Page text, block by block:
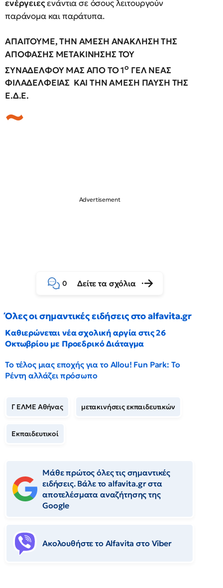
ενέργειεςενάντια σε όσους λειτουργούν
παράνομα και παράτυπα.
ΑΠΑΙΤΟΥΜΕ, ΤΗΝ ΑΜΕΣΗ ΑΝΑΚΛΗΣΗ ΤΗΣ
ΑΠΟΦΑΣΗΣ ΜΕΤΑΚΙΝΗΣΗΣ ΤΟΥ
ΣΥΝΑΔΕΛΦΟΥ ΜΑΣ ΑΠΟ ΤΟ 1ο ΓΕΛ ΝΕΑΣ
ΦΙΛΑΔΕΛΦΕΙΑΣ ΚΑΙ ΤΗΝ ΑΜΕΣΗ ΠΑΥΣΗ ΤΗΣ
Ε.Δ.Ε.
0 Δείτε τα σχόλια
Όλες οι σημαντικές ειδήσεις στο alfavita.gr
Καθιερώνεται νέα σχολική αργία στις 26
Οκτωβρίου με Προεδρικό Διάταγμα
Το τέλος μιας εποχής για το Allou! Fun Park: Το
Ρέντη αλλάζει πρόσωπο
Γ ΕΛΜΕ Αθήνας μετακινήσεις εκπαιδευτικών
Εκπαιδευτικοί
Μάθε πρώτος όλες τις σημαντικές
ειδήσεις. Βάλε το alfavita.gr στα
αποτελέσματα αναζήτησης της
Google
Ακολουθήστε το Αlfavita στο Viber